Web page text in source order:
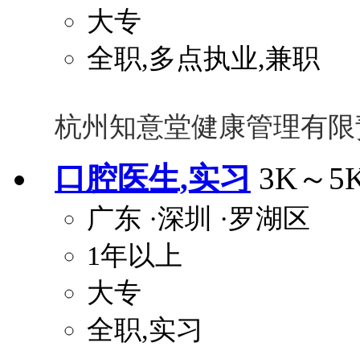
大专
全职,多点执业,兼职
杭州知意堂健康管理有
口腔医生,实习 3K～
广东 ·深圳 ·罗湖区
1年以上
大专
全职,实习